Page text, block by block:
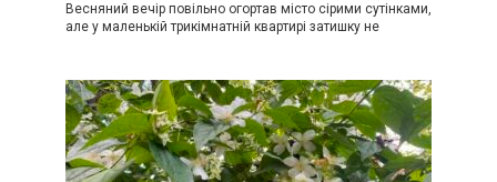
Весняний вечір повільно огортав місто сірими сутінками,
але у маленькій трикімнатній квартирі затишку не